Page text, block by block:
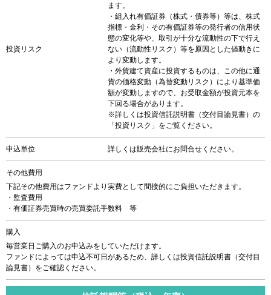
投資リスク
ます。
・組入れ有価証券（株式・債券等）等は、株式
指標・金利・その有価証券等の発行者の信用状
態の変化等や、取引が十分な流動性の下で行え
ない（流動性リスク）等を原因とした値動きに
より変動します。
・外貨建て資産に投資するものは、この他に通
貨の価格変動（為替変動リスク）により基準価
額が変動しますので、お受取金額が投資元本を
下回る場合があります。
※詳しくは投資信託説明書（交付目論見書）の
「投資リスク」をご覧ください。
申込単位 詳しくは販売会社にお問合せください。
その他費用
下記その他費用はファンドより実費として間接的にご負担いただきます。
・監査費用
・有価証券売買時の売買委託手数料 等
購入
毎営業日ご購入のお申込みをしていただけます。
ファンドによっては申込不可日があるため、詳しくは投資信託説明書（交付目
論見書）をご確認ください。